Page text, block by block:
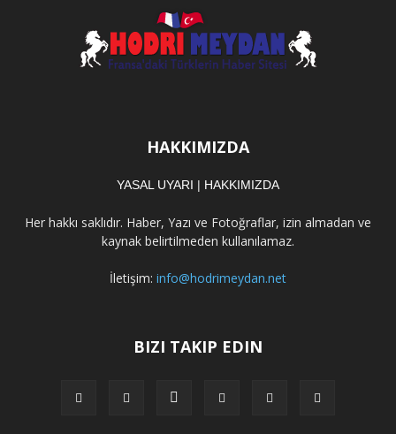
HAKKIMIZDA
YASAL UYARI | HAKKIMIZDA
Her hakkı saklıdır. Haber, Yazı ve Fotoğraflar, izin almadan ve
kaynak belirtilmeden kullanılamaz.
İletişim: info@hodrimeydan.net
BIZI TAKIP EDIN